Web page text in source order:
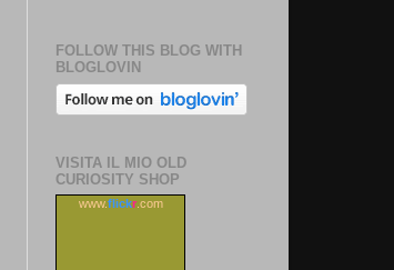
FOLLOW THIS BLOG WITH
BLOGLOVIN
VISITA IL MIO OLD
CURIOSITY SHOP
www.flickr.com